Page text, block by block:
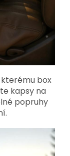
box
kapsy na
popruhy